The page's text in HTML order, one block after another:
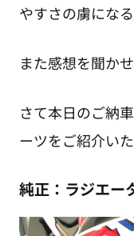
やすさの虜にな
また感想を聞か
さて本日のご納
ーツをご紹介いた
純正：ラジエー